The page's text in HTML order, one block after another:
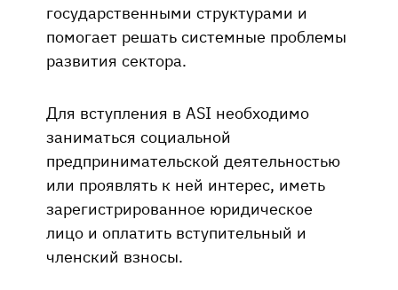
государственными структурами и
помогает решать системные проблемы
развития сектора.
Для вступления в ASI необходимо
заниматься социальной
предпринимательской деятельностью
или проявлять к ней интерес, иметь
зарегистрированное юридическое
лицо и оплатить вступительный и
членский взносы.